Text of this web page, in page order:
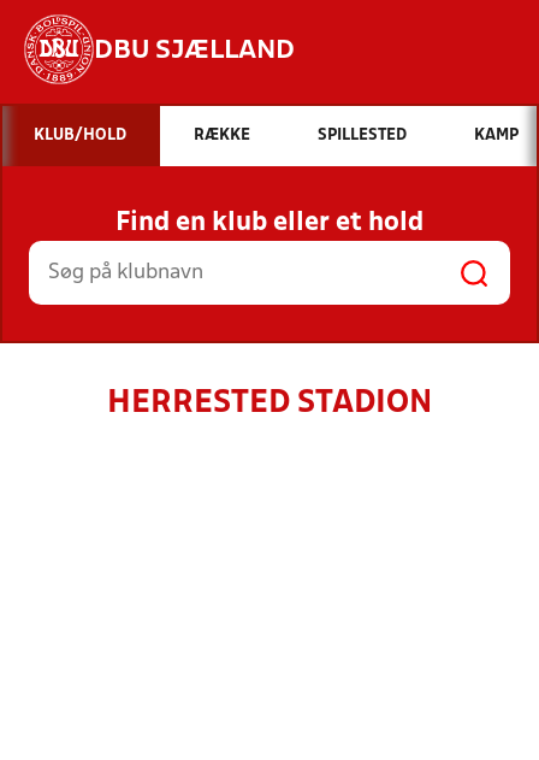
DBU SJÆLLAND
Hvad vil du søge efter?
INDHOLD OG NYHEDER
STILLINGER, RESULTATER, KLUBBER OG
HOLD
KLUB/HOLD RÆKKE SPILLESTED KAMP
Find en klub eller et hold
HERRESTED STADION